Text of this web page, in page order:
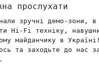
прослухати
зручні демо-зони, в
Hi-Fi техніку,
майданчику в
та заходьте до нас